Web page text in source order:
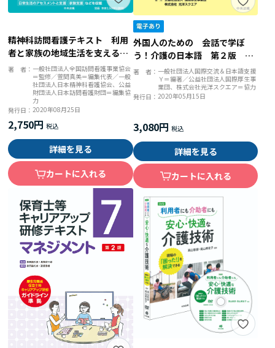
精神科訪問看護テキスト 利用
者と家族の地域生活を支えるた
めに
著 者： 一般社団法人全国訪問看護事業協会
＝監修／萱間真美＝編集代表／一般
社団法人日本精神科看護協会、公益
財団法人日本訪問看護財団＝編集協
力
発行日：2020年08月25日
2,750円
詳細を見る
カートに入れる
外国人のための 会話で学ぼ
う！介護の日本語 第２版 指
示がわかる、報告ができる
著 者： 一般社団法人国際交流＆日本語支援
Ｙ＝編著／公益社団法人国際厚生事
業団、株式会社光洋スクエア＝協力
発行日： 2020年05月15日
3,080円
詳細を見る
カートに入れる